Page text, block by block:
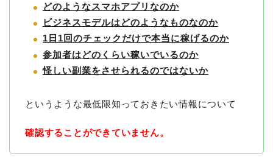
どのようなスマホアプリなのか
ビジネスモデルはどのようなものなのか
1日1回のチェックだけで本当に稼げるのか
参加者はどのくらい稼いでいるのか
怪しい副業をさせられるのではないか
というような最低限知っておきたい情報について
確認することができていません。